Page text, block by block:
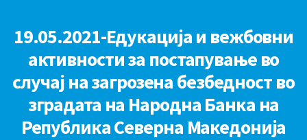
19.05.2021-Eдукација и вежбовни
активности за постапување во
случај на загрозена безбедност во
зградата на Народна Банка на
Република Северна Македонија